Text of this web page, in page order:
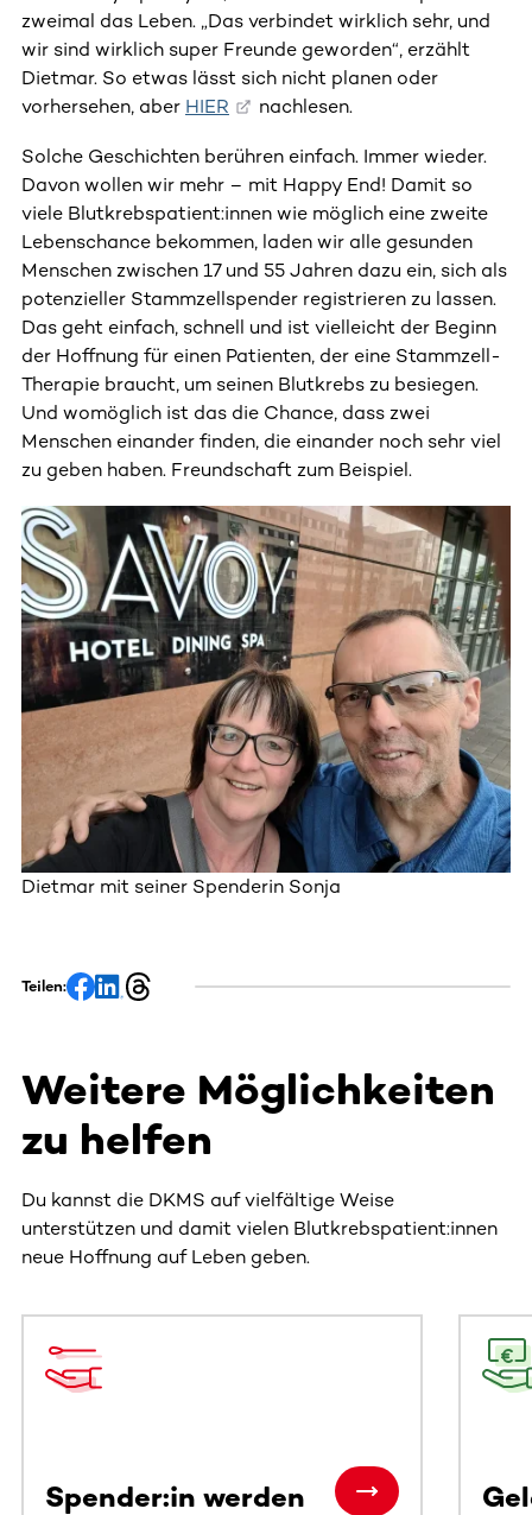
zweimal das Leben. „Das verbindet wirklich sehr, und
wir sind wirklich super Freunde geworden“, erzählt
Dietmar. So etwas lässt sich nicht planen oder
vorhersehen, aber HIER nachlesen.
Solche Geschichten berühren einfach. Immer wieder.
Davon wollen wir mehr – mit Happy End! Damit so
viele Blutkrebspatient:innen wie möglich eine zweite
Lebenschance bekommen, laden wir alle gesunden
Menschen zwischen 17 und 55 Jahren dazu ein, sich als
potenzieller Stammzellspender registrieren zu lassen.
Das geht einfach, schnell und ist vielleicht der Beginn
der Hoffnung für einen Patienten, der eine Stammzell-
Therapie braucht, um seinen Blutkrebs zu besiegen.
Und womöglich ist das die Chance, dass zwei
Menschen einander finden, die einander noch sehr viel
zu geben haben. Freundschaft zum Beispiel.
Dietmar mit seiner Spenderin Sonja
Teilen:
Weitere Möglichkeiten
zu helfen
Du kannst die DKMS auf vielfältige Weise
unterstützen und damit vielen Blutkrebspatient:innen
neue Hoffnung auf Leben geben.
Spender:in werden